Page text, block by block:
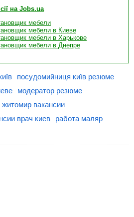
на Jobs.ua
мебели
мебели в Киеве
мебели в Харькове
мебели в Днепре
посудомийниця київ резюме
модератор резюме
житомир вакансии
врач киев
работа маляр